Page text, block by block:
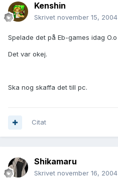
Kenshin
Skrivet november 15, 2004
Spelade det på Eb-games idag O.o
Det var okej.
Ska nog skaffa det till pc.
Citat
Shikamaru
Skrivet november 16, 2004